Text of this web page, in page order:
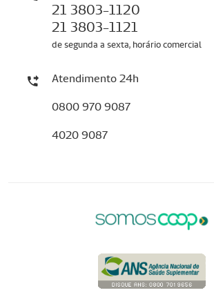
21 3803-1120
21 3803-1121
de segunda a sexta, horário comercial
Atendimento 24h
0800 970 9087
4020 9087